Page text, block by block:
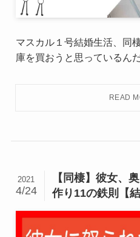
マスカル１号結婚生活、同
庫を買おうと思っているん
【同棲】彼女、
作り11の鉄則【結
2021
4/24